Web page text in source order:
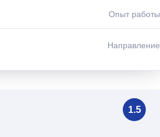
Опыт работы
Направление
1.5